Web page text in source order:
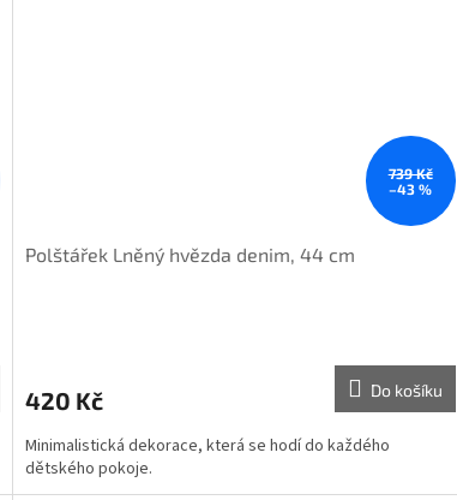
739 Kč
–43 %
Polštářek Lněný hvězda denim, 44 cm
420 Kč Do košíku
Minimalistická dekorace, která se hodí do každého
dětského pokoje.